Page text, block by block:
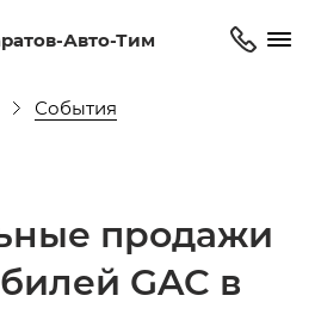
Авто-Тим
События
продажи
GAC в